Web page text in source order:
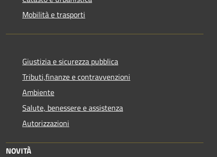
Mobilità e trasporti
Giustizia e sicurezza pubblica
Tributi,finanze e contravvenzioni
Ambiente
Salute, benessere e assistenza
Autorizzazioni
NOVITÀ